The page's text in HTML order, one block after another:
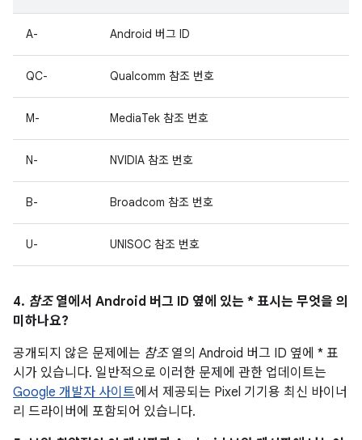
A- Android 버그 ID
QC- Qualcomm 참조 번호
M- MediaTek 참조 번호
N- NVIDIA 참조 번호
B- Broadcom 참조 번호
U- UNISOC 참조 번호
4. 참조열에서 Android 버그 ID 옆에 있는 * 표시는 무엇을 의
미하나요?
공개되지 않은 문제에는 참조열의 Android 버그 ID 옆에 * 표
시가 있습니다. 일반적으로 이러한 문제에 관한 업데이트는
Google 개발자 사이트에서 제공되는 Pixel 기기용 최신 바이너
리 드라이버에 포함되어 있습니다.